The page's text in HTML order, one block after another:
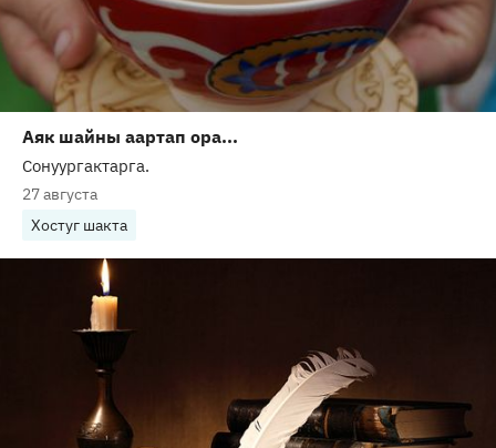
Аяк шайны аартап ора...
Сонуургактарга.
27 августа
Хостуг шакта